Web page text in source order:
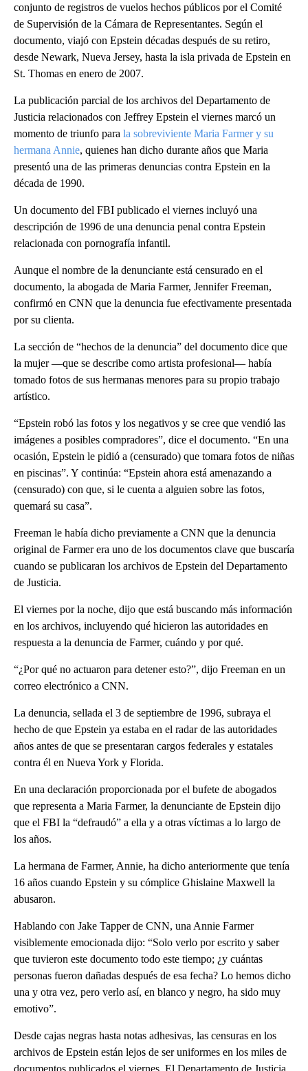
conjunto de registros de vuelos hechos públicos por el Comité
de Supervisión de la Cámara de Representantes. Según el
documento, viajó con Epstein décadas después de su retiro,
desde Newark, Nueva Jersey, hasta la isla privada de Epstein en
St. Thomas en enero de 2007.
La publicación parcial de los archivos del Departamento de
Justicia relacionados con Jeffrey Epstein el viernes marcó un
momento de triunfo para la sobreviviente Maria Farmer y su
hermana Annie, quienes han dicho durante años que Maria
presentó una de las primeras denuncias contra Epstein en la
década de 1990.
Un documento del FBI publicado el viernes incluyó una
descripción de 1996 de una denuncia penal contra Epstein
relacionada con pornografía infantil.
Aunque el nombre de la denunciante está censurado en el
documento, la abogada de Maria Farmer, Jennifer Freeman,
confirmó en CNN que la denuncia fue efectivamente presentada
por su clienta.
La sección de “hechos de la denuncia” del documento dice que
la mujer —que se describe como artista profesional— había
tomado fotos de sus hermanas menores para su propio trabajo
artístico.
“Epstein robó las fotos y los negativos y se cree que vendió las
imágenes a posibles compradores”, dice el documento. “En una
ocasión, Epstein le pidió a (censurado) que tomara fotos de niñas
en piscinas”. Y continúa: “Epstein ahora está amenazando a
(censurado) con que, si le cuenta a alguien sobre las fotos,
quemará su casa”.
Freeman le había dicho previamente a CNN que la denuncia
original de Farmer era uno de los documentos clave que buscaría
cuando se publicaran los archivos de Epstein del Departamento
de Justicia.
El viernes por la noche, dijo que está buscando más información
en los archivos, incluyendo qué hicieron las autoridades en
respuesta a la denuncia de Farmer, cuándo y por qué.
“¿Por qué no actuaron para detener esto?”, dijo Freeman en un
correo electrónico a CNN.
La denuncia, sellada el 3 de septiembre de 1996, subraya el
hecho de que Epstein ya estaba en el radar de las autoridades
años antes de que se presentaran cargos federales y estatales
contra él en Nueva York y Florida.
En una declaración proporcionada por el bufete de abogados
que representa a Maria Farmer, la denunciante de Epstein dijo
que el FBI la “defraudó” a ella y a otras víctimas a lo largo de
los años.
La hermana de Farmer, Annie, ha dicho anteriormente que tenía
16 años cuando Epstein y su cómplice Ghislaine Maxwell la
abusaron.
Hablando con Jake Tapper de CNN, una Annie Farmer
visiblemente emocionada dijo: “Solo verlo por escrito y saber
que tuvieron este documento todo este tiempo; ¿y cuántas
personas fueron dañadas después de esa fecha? Lo hemos dicho
una y otra vez, pero verlo así, en blanco y negro, ha sido muy
emotivo”.
Desde cajas negras hasta notas adhesivas, las censuras en los
archivos de Epstein están lejos de ser uniformes en los miles de